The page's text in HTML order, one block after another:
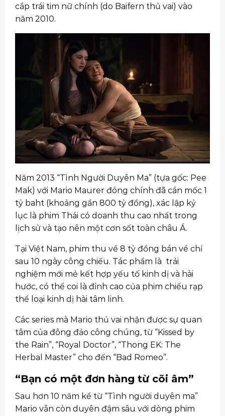
cắp trái tim nữ chính (do Baifern thủ vai) vào
năm 2010.
Năm 2013 “Tình Người Duyên Ma” (tựa gốc: Pee
Mak) với Mario Maurer đóng chính đã cán mốc 1
tỷ baht (khoảng gần 800 tỷ đồng), xác lập kỷ
lục là phim Thái có doanh thu cao nhất trong
lịch sử và tạo nên một cơn sốt toàn châu Á.
Tại Việt Nam, phim thu về 8 tỷ đồng bán vé chỉ
sau 10 ngày công chiếu. Tác phẩm là trải
nghiệm mới mẻ kết hợp yếu tố kinh dị và hài
hước, có thể coi là đỉnh cao của phim chiếu rạp
thể loại kinh dị hài tâm linh.
Các series mà Mario thủ vai nhận được sự quan
tâm của đông đảo công chúng, từ “Kissed by
the Rain”, “Royal Doctor”, “Thong EK: The
Herbal Master” cho đến “Bad Romeo”.
“Bạn có một đơn hàng từ cõi âm”
Sau hơn 10 năm kể từ “Tình người duyên ma”
Mario vẫn còn duyên đậm sâu với dòng phim